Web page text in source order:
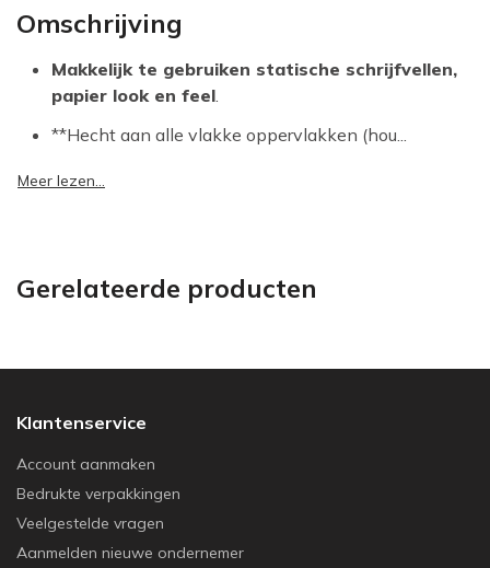
Omschrijving
Makkelijk te gebruiken statische schrijfvellen,
papier look en feel.
**Hecht aan alle vlakke oppervlakken (hou...
Meer lezen...
Gerelateerde producten
Klantenservice
Account aanmaken
Bedrukte verpakkingen
Veelgestelde vragen
Aanmelden nieuwe ondernemer